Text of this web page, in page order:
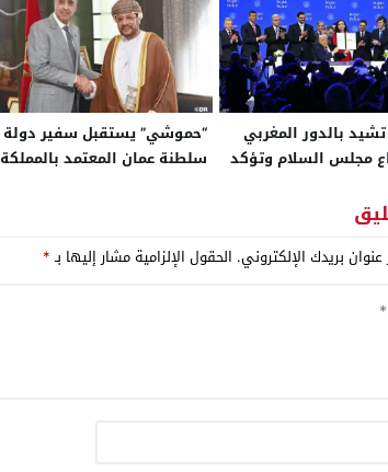
بالدور المغربي
مجلس السلام وتؤكد
“حموشي” يستقبل سفير دولة
سلطنة عمان المعتمد بالمملكة
بريدك الإلكتروني. الحقول الإلزامية مشار إليها بـ*